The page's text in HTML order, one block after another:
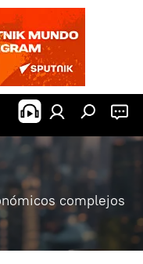
complejos